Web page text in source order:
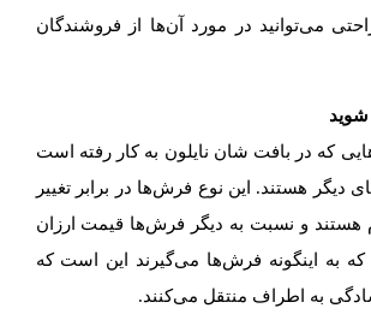
می‌توانید در مورد آن‌ها از فروشندگان
شوید
که در بافت شان نایلون به کار رفته است
دیگر هستند. این نوع فرش‌ها در برابر تغییر
هستند و نسبت به دیگر فرش‌ها قیمت ارزان
که به اینگونه فرش‌ها می‌گیرند این است که
به اطراف منتقل می‌کنند.